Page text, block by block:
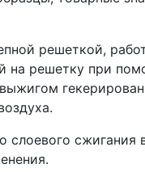
решеткой,
на решетку при
слоевого сжигания